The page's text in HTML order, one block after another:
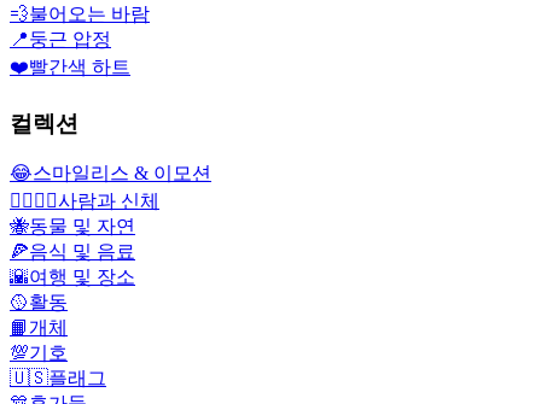
💨불어오는 바람
📍둥근 압정
❤️빨간색 하트
컬렉션
😂스마일리스 & 이모션
👩‍❤️‍💋‍👨사람과 신체
🐝동물 및 자연
🍕음식 및 음료
🌇여행 및 장소
🥎활동
📙개체
💯기호
🇺🇸플래그